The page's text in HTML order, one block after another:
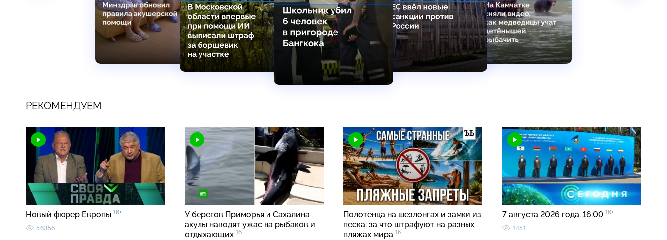
РЕКОМЕНДУЕМ
Новый фюрер Европы 16+
56356
У берегов Приморья и Сахалина
акулы наводят ужас на рыбаков и
отдыхающих 16+
Полотенца на шезлонгах и замки из
песка: за что штрафуют на разных
пляжах мира 16+
7 августа 2026 года. 16:00 16+
1451